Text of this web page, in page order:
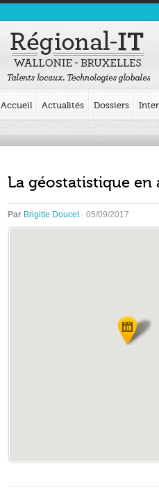
Accueil Actualités Dossiers
La géostatistique en
Par Brigitte Doucet· 05/09/2017